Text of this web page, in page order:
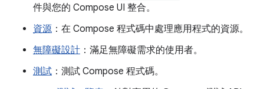
件與您的 Compose UI 整合。
資源 ：在 Compose 程式碼中處理應用程式的資源。
無障礙設計 ：滿足無障礙需求的使用者。
測試 ：測試 Compose 程式碼。